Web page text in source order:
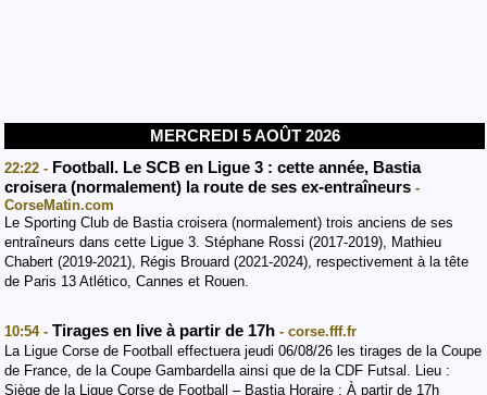
MERCREDI 5 AOÛT 2026
22:22 - Football. Le SCB en Ligue 3 : cette année, Bastia
croisera (normalement) la route de ses ex-entraîneurs -
CorseMatin.com
Le Sporting Club de Bastia croisera (normalement) trois anciens de ses
entraîneurs dans cette Ligue 3. Stéphane Rossi (2017-2019), Mathieu
Chabert (2019-2021), Régis Brouard (2021-2024), respectivement à la tête
de Paris 13 Atlético, Cannes et Rouen.
10:54 - Tirages en live à partir de 17h - corse.fff.fr
La Ligue Corse de Football effectuera jeudi 06/08/26 les tirages de la Coupe
de France, de la Coupe Gambardella ainsi que de la CDF Futsal. Lieu :
Siège de la Ligue Corse de Football – Bastia Horaire : À partir de 17h